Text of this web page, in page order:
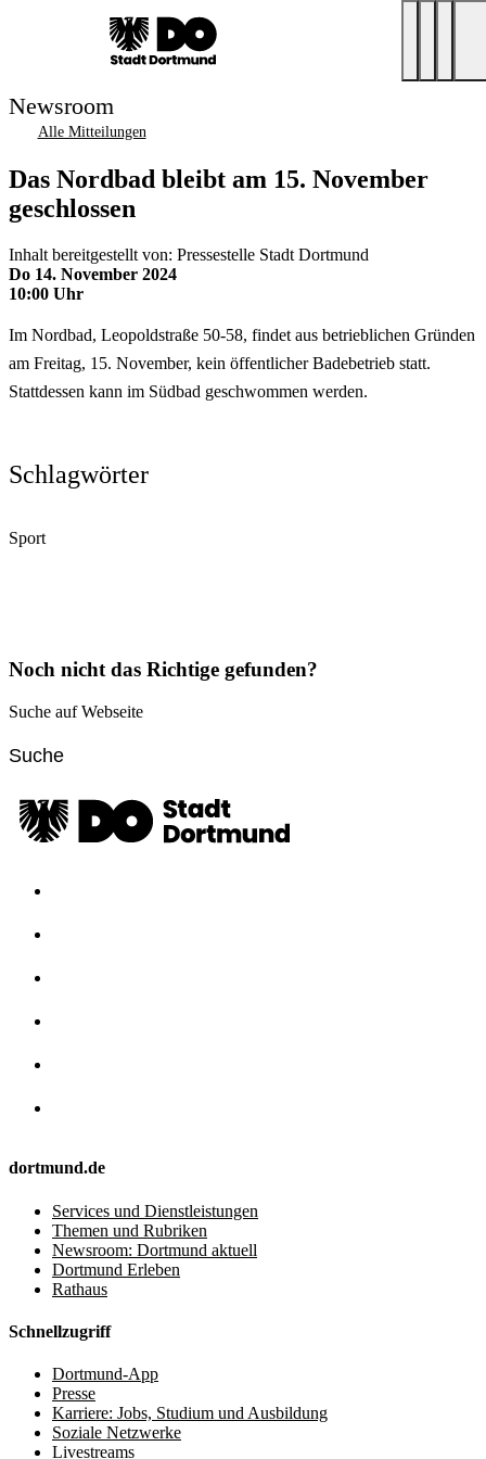
Newsroom
Alle Mitteilungen
Das Nordbad bleibt am 15. November
geschlossen
Inhalt bereitgestellt von: Pressestelle Stadt Dortmund
Do 14. November 2024
10:00 Uhr
Im Nordbad, Leopoldstraße 50-58, findet aus betrieblichen Gründen
am Freitag, 15. November, kein öffentlicher Badebetrieb statt.
Stattdessen kann im Südbad geschwommen werden.
Schlagwörter
Sport
Noch nicht das Richtige gefunden?
Suche auf Webseite
dortmund.de
Services und Dienstleistungen
Themen und Rubriken
Newsroom: Dortmund aktuell
Dortmund Erleben
Rathaus
Schnellzugriff
Dortmund-App
Presse
Karriere: Jobs, Studium und Ausbildung
Soziale Netzwerke
Livestreams